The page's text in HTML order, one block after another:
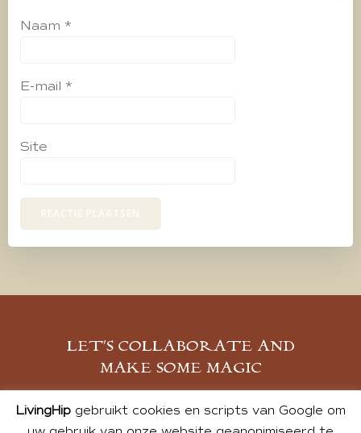
Naam *
E-mail *
Site
LET’S COLLABORATE AND
MAKE SOME MAGIC
MELD JE AAN
LivingHipgebruikt cookies en scripts van Google om